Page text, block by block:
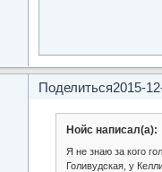
Поделиться2015-
Нойс написал(а):
Я не знаю за кого
Голивудская, у